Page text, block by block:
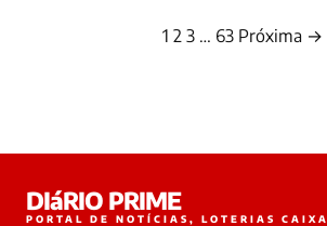
1 2 3 … 63 Próxima →
DIáRIO PRIME
PORTAL DE NOTÍCIAS, LOTERIAS CAIXA